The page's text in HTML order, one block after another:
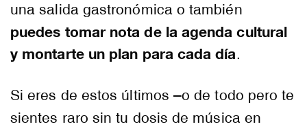
una salida gastronómica o también
puedes tomar nota de la agenda cultural
y montarte un plan para cada día.
Si eres de estos últimos –o de todo pero te
sientes raro sin tu dosis de música en